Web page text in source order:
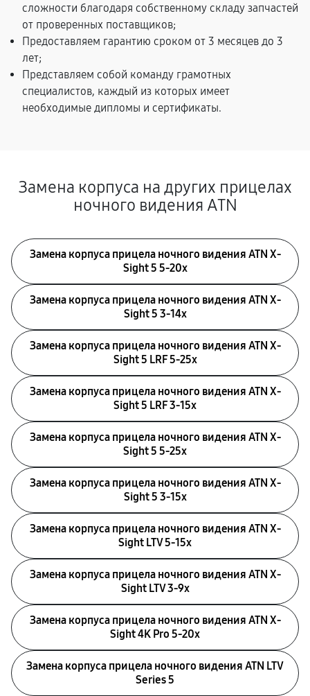
сложности благодаря собственному складу запчастей
от проверенных поставщиков;
Предоставляем гарантию сроком от 3 месяцев до 3
лет;
Представляем собой команду грамотных
специалистов, каждый из которых имеет
необходимые дипломы и сертификаты.
Замена корпуса на других прицелах
ночного видения ATN
Замена корпуса прицела ночного видения ATN X-
Sight 5 5-20x
Замена корпуса прицела ночного видения ATN X-
Sight 5 3-14x
Замена корпуса прицела ночного видения ATN X-
Sight 5 LRF 5-25x
Замена корпуса прицела ночного видения ATN X-
Sight 5 LRF 3-15x
Замена корпуса прицела ночного видения ATN X-
Sight 5 5-25x
Замена корпуса прицела ночного видения ATN X-
Sight 5 3-15x
Замена корпуса прицела ночного видения ATN X-
Sight LTV 5-15x
Замена корпуса прицела ночного видения ATN X-
Sight LTV 3-9x
Замена корпуса прицела ночного видения ATN X-
Sight 4K Pro 5-20x
Замена корпуса прицела ночного видения ATN LTV
Series 5